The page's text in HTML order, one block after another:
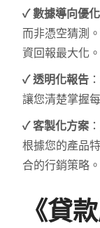
✓ 數據導向優化
而非憑空猜測
資回報最大化。
✓ 透明化報告
讓您清楚掌握
✓ 客製化方案
根據您的產品
合的行銷策略。
《貸